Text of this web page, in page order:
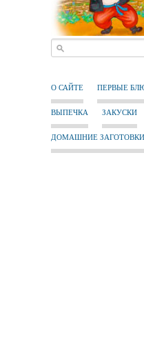
О САЙТЕ ПЕРВЫЕ
ВЫПЕЧКА ЗАКУСКИ
ДОМАШНИЕ ЗАГОТОВКИ